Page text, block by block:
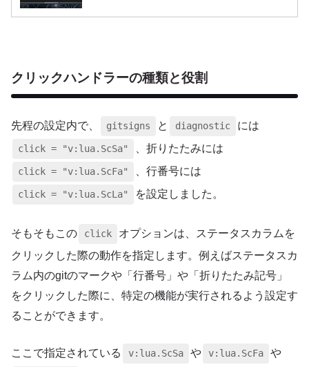
クリックハンドラーの種類と役割
先程の設定内で、 gitsigns と diagnostic には
click = "v:lua.ScSa" 、折りたたみには
click = "v:lua.ScFa" 、行番号には
click = "v:lua.ScLa" を設定しました。
そもそもこの click
オプションは、ステータスカラムを
クリックした際の動作を指定します。例えばステータスカ
ラム内のgitのマークや「行番号」や「折りたたみ記号」
をクリックした際に、特定の機能が実行されるよう設定す
ることができます。
ここで指定されている v:lua.ScSa や v:lua.ScFa や